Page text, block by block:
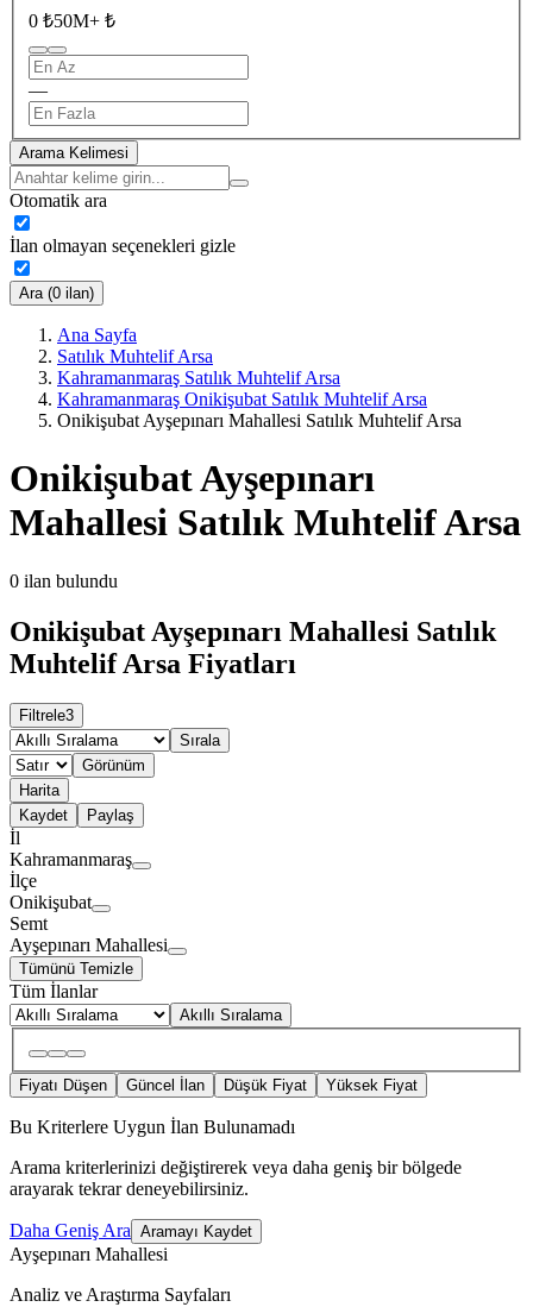
0 ₺50M+ ₺
—
Arama Kelimesi
Otomatik ara
İlan olmayan seçenekleri gizle
Ara (0 ilan)
Ana Sayfa
Satılık Muhtelif Arsa
Kahramanmaraş Satılık Muhtelif Arsa
Kahramanmaraş Onikişubat Satılık Muhtelif Arsa
Onikişubat Ayşepınarı Mahallesi Satılık Muhtelif Arsa
Onikişubat Ayşepınarı
Mahallesi Satılık Muhtelif Arsa
0 ilan bulundu
Onikişubat Ayşepınarı Mahallesi Satılık
Muhtelif Arsa Fiyatları
Filtrele3
Sırala
Görünüm
Harita
Kaydet
Paylaş
İl
Kahramanmaraş
İlçe
Onikişubat
Semt
Ayşepınarı Mahallesi
Tümünü Temizle
Tüm İlanlar
Akıllı Sıralama
Fiyatı Düşen Güncel İlan Düşük Fiyat Yüksek Fiyat
Bu Kriterlere Uygun İlan Bulunamadı
Arama kriterlerinizi değiştirerek veya daha geniş bir bölgede
arayarak tekrar deneyebilirsiniz.
Daha Geniş Ara Aramayı Kaydet
Ayşepınarı Mahallesi
Analiz ve Araştırma Sayfaları